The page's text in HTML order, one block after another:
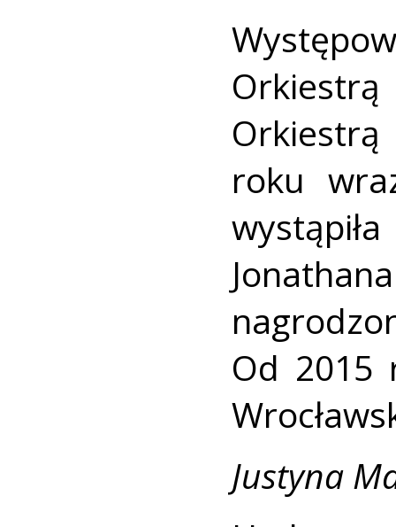
Orkiestrą
roku
Od 2015
Justyna